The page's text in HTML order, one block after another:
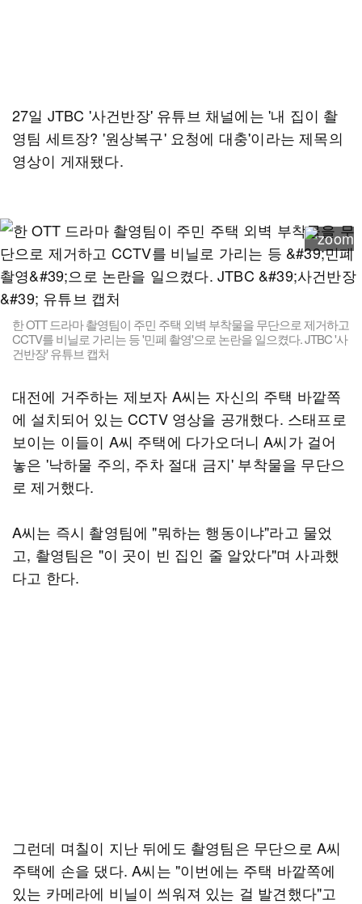
27일 JTBC '사건반장' 유튜브 채널에는 '내 집이 촬
영팀 세트장? '원상복구' 요청에 대충'이라는 제목의
영상이 게재됐다.
한 OTT 드라마 촬영팀이 주민 주택 외벽 부착물을 무단으로 제거하고
CCTV를 비닐로 가리는 등 '민폐 촬영'으로 논란을 일으켰다. JTBC '사
건반장' 유튜브 캡처
대전에 거주하는 제보자 A씨는 자신의 주택 바깥쪽
에 설치되어 있는 CCTV 영상을 공개했다. 스태프로
보이는 이들이 A씨 주택에 다가오더니 A씨가 걸어
놓은 '낙하물 주의, 주차 절대 금지' 부착물을 무단으
로 제거했다.
A씨는 즉시 촬영팀에 "뭐하는 행동이냐"라고 물었
고, 촬영팀은 "이 곳이 빈 집인 줄 알았다"며 사과했
다고 한다.
그런데 며칠이 지난 뒤에도 촬영팀은 무단으로 A씨
주택에 손을 댔다. A씨는 "이번에는 주택 바깥쪽에
있는 카메라에 비닐이 씌워져 있는 걸 발견했다"고